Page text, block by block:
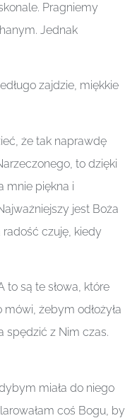
Pragniemy
Jednak
zajdzie, miękkie
że tak naprawdę
to dzięki
mnie piękna i
jest Boża
czuję, kiedy
to są te słowa, które
żebym odłożyła
spędzić z Nim czas.
miała do niego
coś Bogu, by